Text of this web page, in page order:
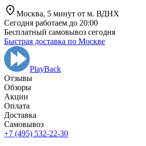
Москва, 5 минут от м. ВДНХ
Сегодня работаем до 20:00
Бесплатный самовывоз сегодня
Быстрая доставка по Москве
PlayBack
Отзывы
Обзоры
Aкции
Оплата
Доставка
Самовывоз
+7 (495) 532-22-30